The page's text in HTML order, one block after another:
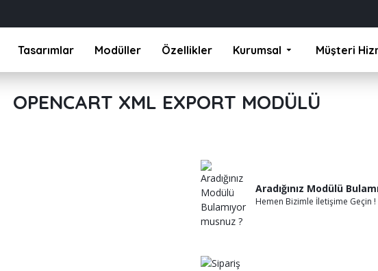
Tasarımlar Modüller Özellikler Kurumsal Müşteri
OPENCART XML EXPORT MODÜLÜ
Aradığınız Modülü
Hemen Bizimle İletişime Geçin !